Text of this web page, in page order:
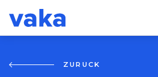
ZURÜCK